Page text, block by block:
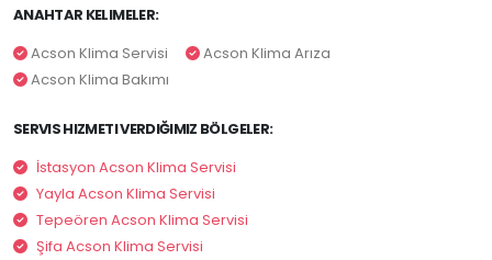
ANAHTAR KELIMELER:
Acson Klima Servisi
Acson Klima Arıza
Acson Klima Bakımı
SERVIS HIZMETI VERDIĞIMIZ BÖLGELER:
İstasyon Acson Klima Servisi
Yayla Acson Klima Servisi
Tepeören Acson Klima Servisi
Şifa Acson Klima Servisi